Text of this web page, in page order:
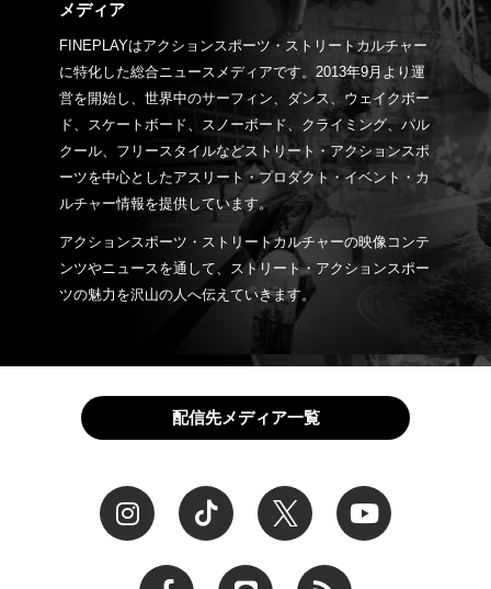
メディア
FINEPLAYはアクションスポーツ・ストリートカルチャー
に特化した総合ニュースメディアです。2013年9月より運
営を開始し、世界中のサーフィン、ダンス、ウェイクボー
ド、スケートボード、スノーボード、クライミング、パル
クール、フリースタイルなどストリート・アクションスポ
ーツを中心としたアスリート・プロダクト・イベント・カ
ルチャー情報を提供しています。
アクションスポーツ・ストリートカルチャーの映像コンテ
ンツやニュースを通して、ストリート・アクションスポー
ツの魅力を沢山の人へ伝えていきます。
配信先メディア一覧